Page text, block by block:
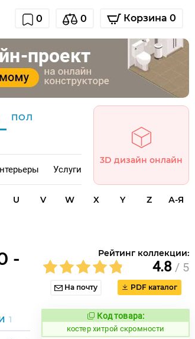
0 0 Корзина 0
ПОЛ
Услуги
3D дизайн онлайн
U V W X Y Z А-Я
-
Рейтинг коллекции:
4.8 / 5
На почту PDF каталог
1 Код товара:
810968 Код товара:
костер хитрой скромности